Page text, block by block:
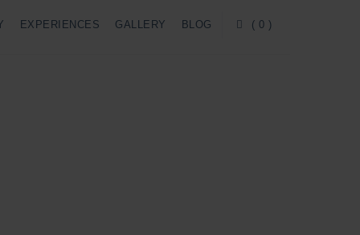
EXPERIENCES GALLERY BLOG ( 0 )